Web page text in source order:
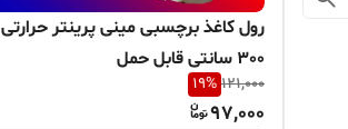
رول کاغذ برچسبی مینی پرینتر حرارتی
300 سانتی قابل حمل
121,000
19%
97,000